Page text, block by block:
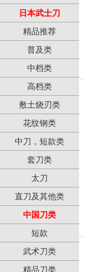
日本武士刀
精品推荐
普及类
中档类
高档类
敷土烧刃类
花纹钢类
中刀，短款类
套刀类
太刀
直刀及其他类
中国刀类
短款
武术刀类
精品刀类